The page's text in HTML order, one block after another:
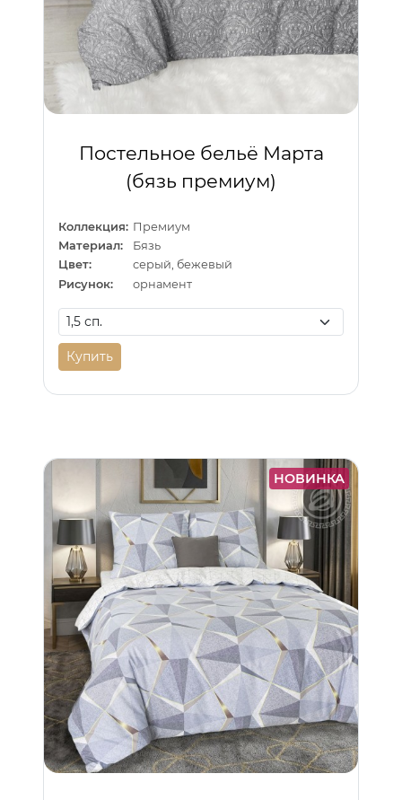
Постельное бельё Марта
(бязь премиум)
Коллекция: Премиум
Материал:
Бязь
Цвет:
серый, бежевый
Рисунок:
орнамент
Купить
НОВИНКА